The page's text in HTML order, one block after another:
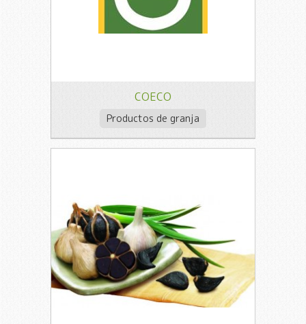
COECO
Productos de granja